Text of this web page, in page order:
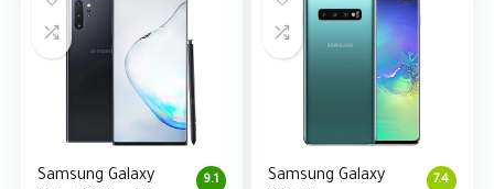
9.1
Samsung Galaxy
7.4
Samsung Galaxy